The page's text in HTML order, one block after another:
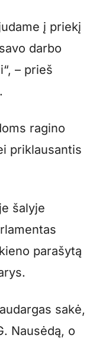
į priekį
darbo
– prieš
ragino
priklausantis
šalyje
parašytą
sakė,
Nausėdą, o